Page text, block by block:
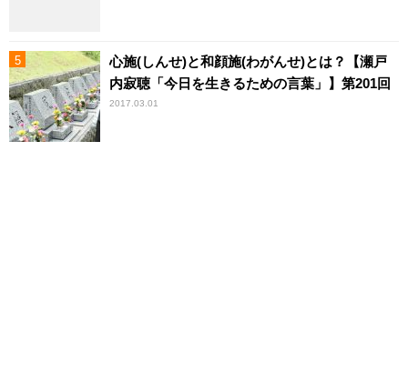
心施(しんせ)と和顔施(わがんせ)とは？【瀬戸
内寂聴「今日を生きるための言葉」】第201回
2017.03.01